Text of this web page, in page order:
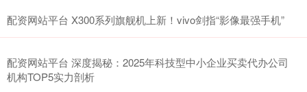
配资网站平台 X300系列旗舰机上新！vivo剑指“影像最强手机”
配资网站平台 深度揭秘：2025年科技型中小企业买卖代办公司
机构TOP5实力剖析